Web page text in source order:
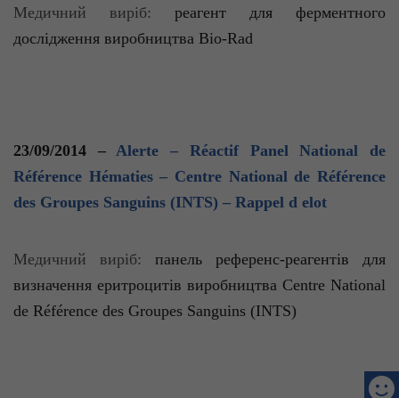
Медичний виріб:
реагент для ферментного
дослідження виробництва Bio-Rad
23/09/2014 –Alerte – Réactif Panel National de
Référence Hématies – Centre National de Référence
des Groupes Sanguins (INTS) – Rappel d elot
Медичний виріб: панель референс-реагентів для
визначення еритроцитів виробництва Centre National
de Référence des Groupes Sanguins (INTS)